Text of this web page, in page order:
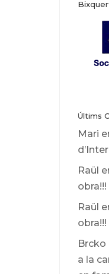
Últims
Mari
Raül
obra!!!
Raül
obra!!!
Brcko
a la